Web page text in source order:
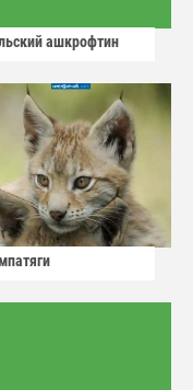
ашкрофтин